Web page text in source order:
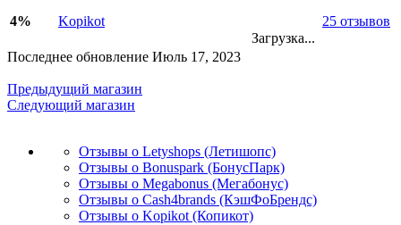
4%
Kopikot
Загрузка...
25 отзывов
Последнее обновление Июль 17, 2023
Предыдущий магазин
Следующий магазин
Отзывы о Letyshops (Летишопс)
Отзывы о Bonuspark (БонусПарк)
Отзывы о Megabonus (Мегабонус)
Отзывы о Cash4brands (КэшФоБрендс)
Отзывы о Kopikot (Копикот)